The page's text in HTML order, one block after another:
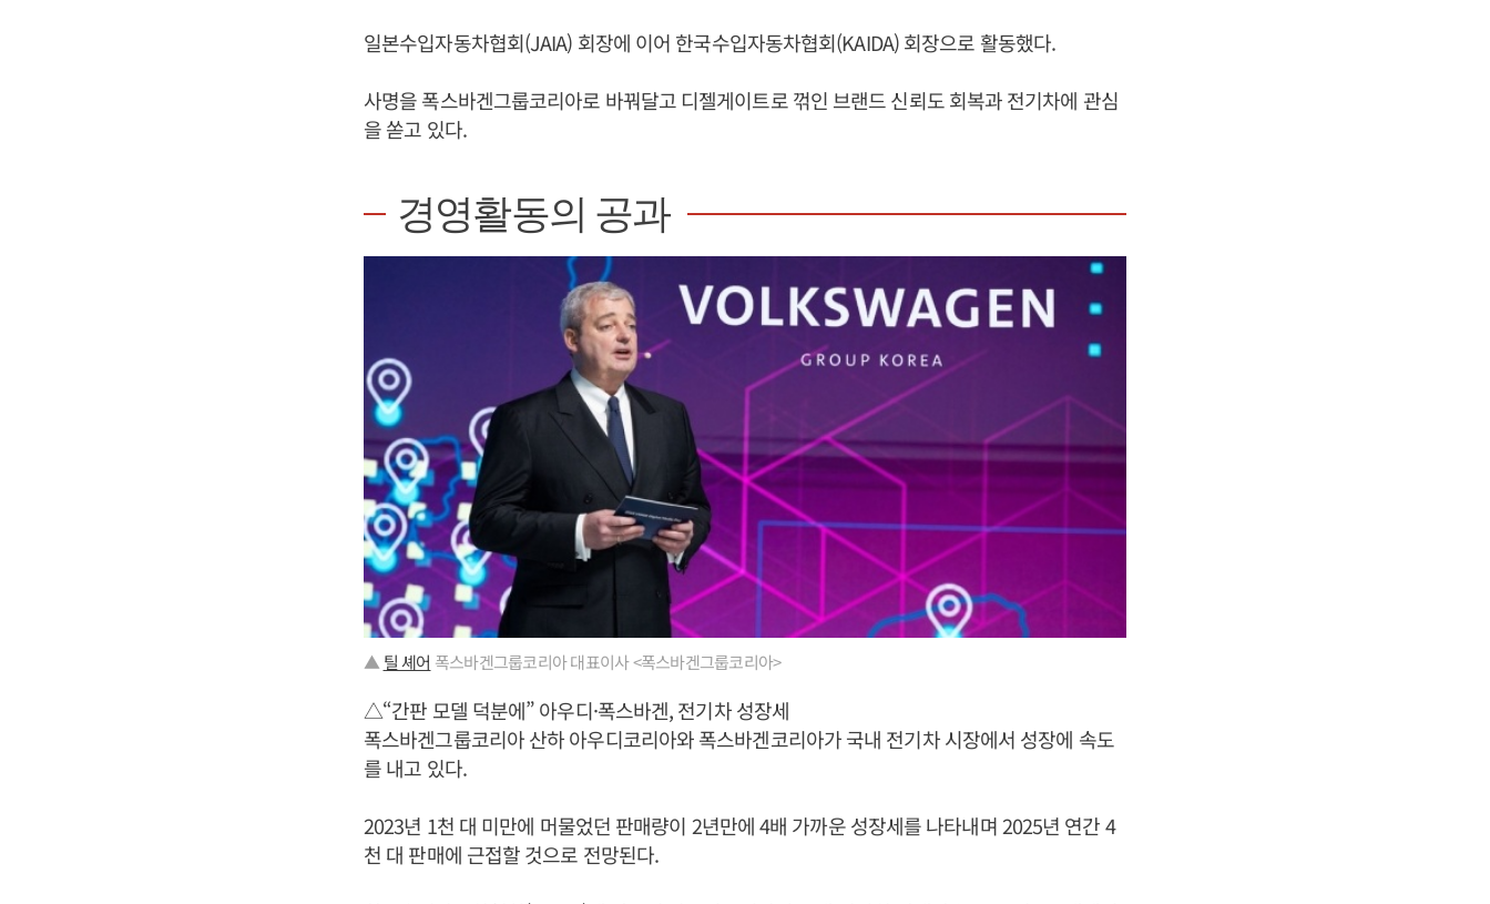
일본수입자동차협회(JAIA) 회장에 이어 한국수입자동차협회(KAIDA) 회장으로 활동했다.
사명을 폭스바겐그룹코리아로 바꿔달고 디젤게이트로 꺾인 브랜드 신뢰도 회복과 전기차에 관심
을 쏟고 있다.
경영활동의 공과
▲ 틸 셰어 폭스바겐그룹코리아 대표이사 <폭스바겐그룹코리아>
△“간판 모델 덕분에” 아우디·폭스바겐, 전기차 성장세
폭스바겐그룹코리아 산하 아우디코리아와 폭스바겐코리아가 국내 전기차 시장에서 성장에 속도
를 내고 있다.
2023년 1천 대 미만에 머물었던 판매량이 2년만에 4배 가까운 성장세를 나타내며 2025년 연간 4
천 대 판매에 근접할 것으로 전망된다.